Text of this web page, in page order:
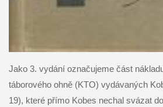
Jako 3. vydání označujeme část
táborového ohně (KTO) vydávaných
19), které přímo Kobes nechal svázat